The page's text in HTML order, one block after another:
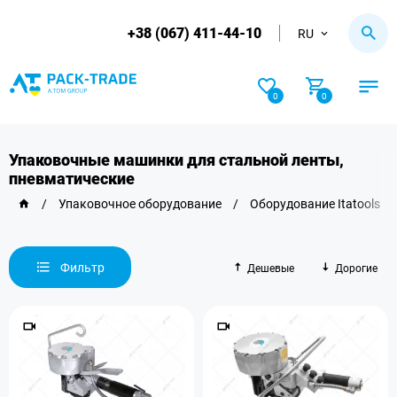
+38 (067) 411-44-10 RU
0 0
Упаковочные машинки для стальной ленты,
пневматические
/ Упаковочное оборудование / Оборудование Itatools
Фильтр Дешевые Дорогие